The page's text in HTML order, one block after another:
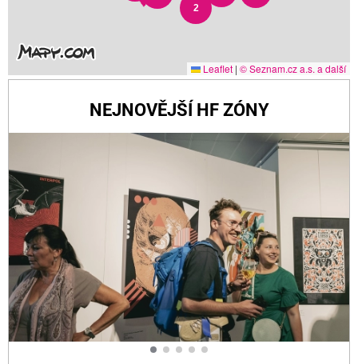
2
Leaflet | © Seznam.cz a.s. a další
NEJNOVĚJŠÍ HF ZÓNY